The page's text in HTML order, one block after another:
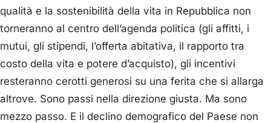
qualità e la sostenibilità della vita in Repubblica non
torneranno al centro dell’agenda politica (gli affitti, i
mutui, gli stipendi, l’offerta abitativa, il rapporto tra
costo della vita e potere d’acquisto), gli incentivi
resteranno cerotti generosi su una ferita che si allarga
altrove. Sono passi nella direzione giusta. Ma sono
mezzo passo. E il declino demografico del Paese non